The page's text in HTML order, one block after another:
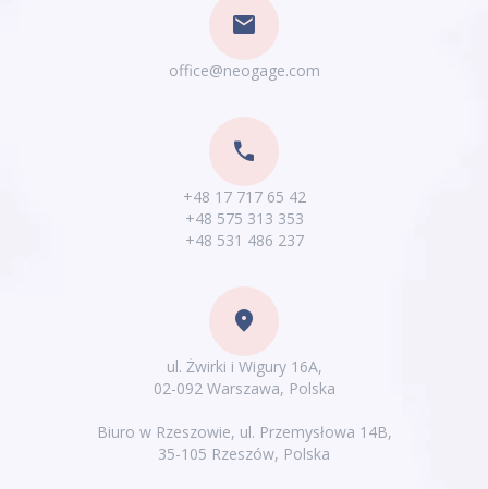
mail
office@neogage.com
phone
+48 17 717 65 42
+48 575 313 353
+48 531 486 237
location_on
ul. Żwirki i Wigury 16A,
02-092 Warszawa, Polska
Biuro w Rzeszowie, ul. Przemysłowa 14B,
35-105 Rzeszów, Polska